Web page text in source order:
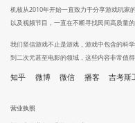
机核从2010年开始一直致力于分享游戏玩家
以及视频节目，一直在不断寻找民间高质量的
我们坚信游戏不止是游戏，游戏中包含的科
到二次元甚至电影的领域，这些内容非常值得
知乎 微博 微信 播客 吉考斯
营业执照